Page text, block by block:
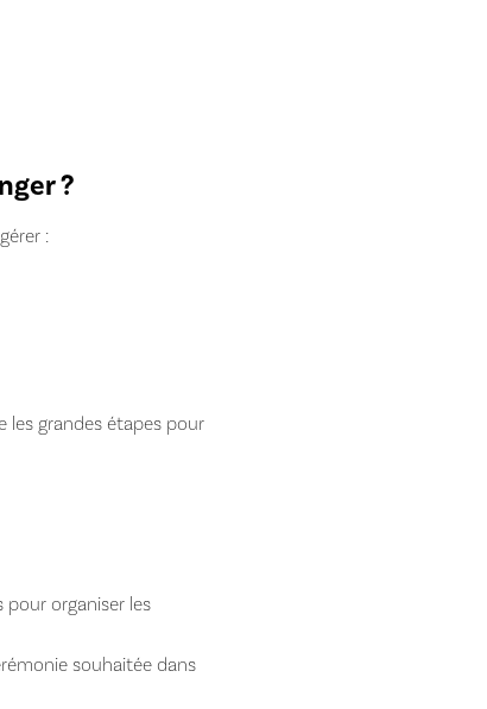
?
:
les grandes étapes pour
pour organiser les
souhaitée dans